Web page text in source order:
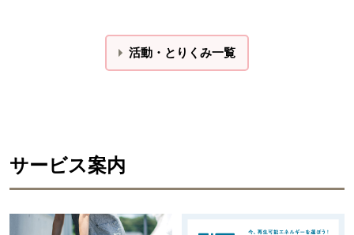
活動・とりくみ一覧
サービス案内